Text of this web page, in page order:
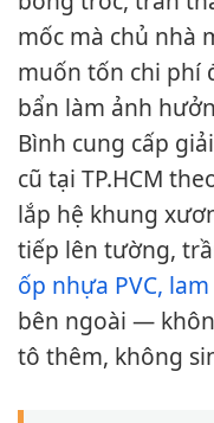
mốc mà chủ nhà
muốn tốn chi phí
bẩn làm ảnh
Bình cung cấp
cũ tại TP.HCM
lắp hệ khung
tiếp lên tường,
ốp nhựa PVC,
bên ngoài —
tô thêm, không